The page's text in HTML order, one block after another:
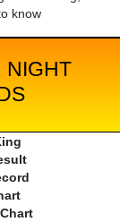
know
NIGHT